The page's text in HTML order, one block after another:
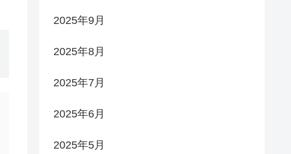
2025年9月
2025年8月
2025年7月
2025年6月
2025年5月